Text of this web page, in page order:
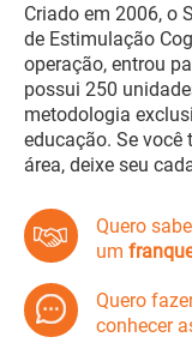
Criado em 2006, o
de Estimulação
operação, entrou
possui 250
metodologia
educação. Se você
área, deixe seu
Quero
um
Quero
conhecer